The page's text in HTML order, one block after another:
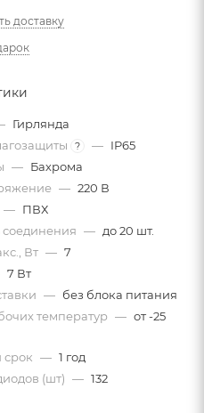
доставку
Гирлянда
? — IP65
— Бахрома
— 220 В
— ПВХ
— до 20 шт.
Вт — 7
7 Вт
— без блока питания
температур — от -25
срок — 1 год
(шт) — 132